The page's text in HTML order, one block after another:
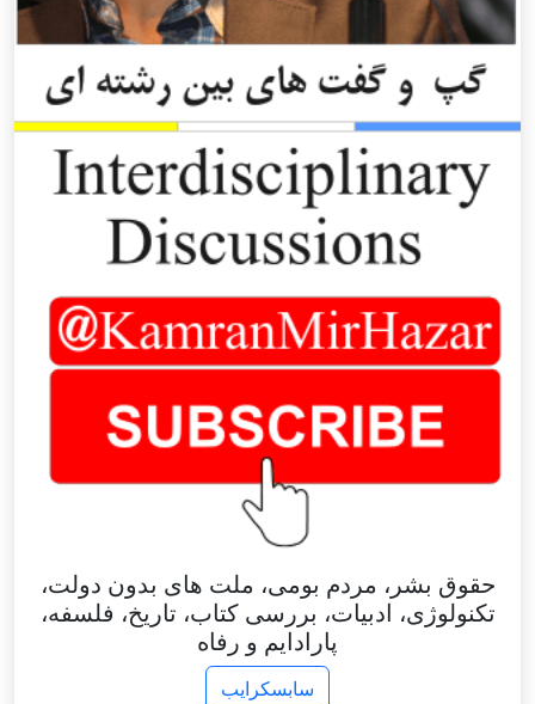
حقوق بشر، مردم بومی، ملت های بدون دولت،
تکنولوژی، ادبیات، بررسی کتاب، تاریخ، فلسفه،
پارادایم و رفاه
سابسکرایب